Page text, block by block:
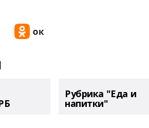
Рубрика "Еда и
напитки"